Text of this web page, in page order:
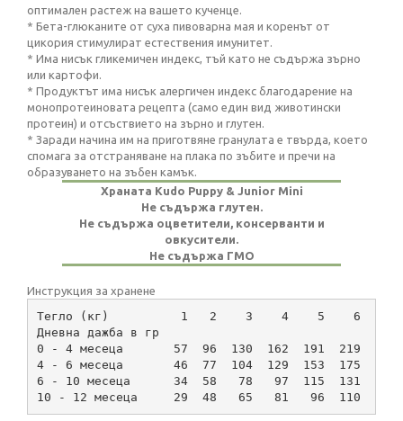
оптимален растеж на вашето кученце.
* Бета-глюканите от суха пивоварна мая и коренът от
цикория стимулират естествения имунитет.
* Има нисък гликемичен индекс, тъй като не съдържа зърно
или картофи.
* Продуктът има нисък алергичен индекс благодарение на
монопротеиновата рецепта (само един вид животински
протеин) и отсъствието на зърно и глутен.
* Заради начина им на приготвяне гранулата е твърда, което
спомага за отстраняване на плака по зъбите и пречи на
образуването на зъбен камък.
Храната Kudo Puppy & Junior Mini
Не съдържа глутен.
Не съдържа оцветители, консерванти и
овкусители.
Не съдържа ГМО
Инструкция за хранене
Тегло (кг)          1   2    3    4    5    6    7
Дневна дажба в гр
0 - 4 месеца       57  96  130  162  191  219  246
4 - 6 месеца       46  77  104  129  153  175  197
6 - 10 месеца      34  58   78   97  115  131  148
10 - 12 месеца     29  48   65   81   96  110  123